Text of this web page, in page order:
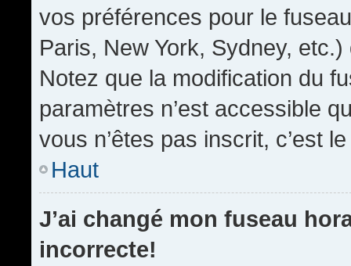
vos préférences pour le
Paris, New York, Sydney,
Notez que la modification du
paramètres n’est accessible
vous n’êtes pas inscrit, c’est
Haut
J’ai changé mon fuseau
incorrecte!